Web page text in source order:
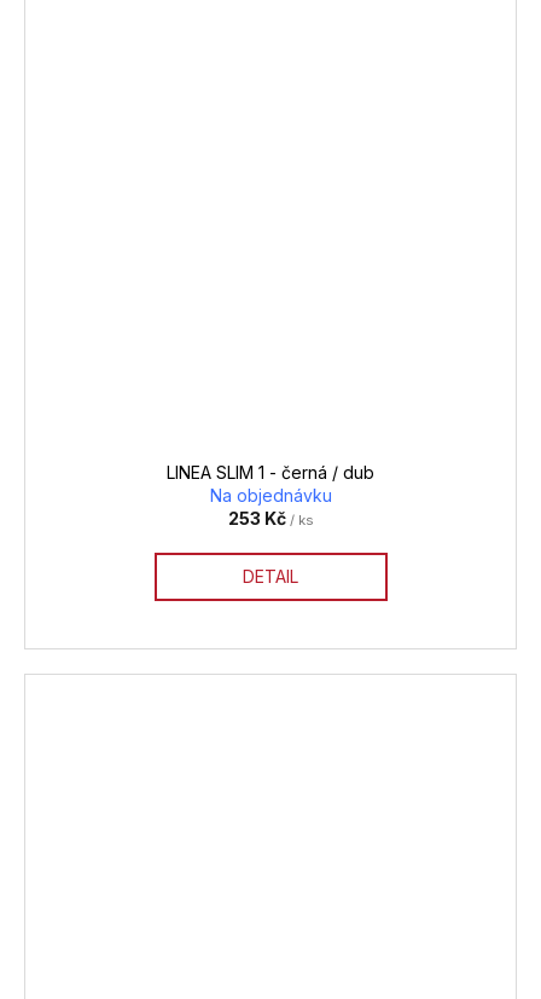
LINEA SLIM 1 - černá / dub
Na objednávku
253 Kč / ks
DETAIL